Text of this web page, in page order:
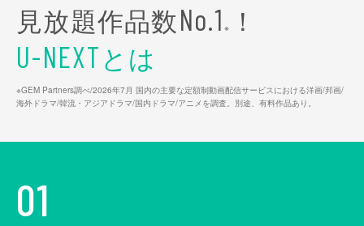
見放題作品数No.1 ※ ！
U-NEXTとは
※GEM Partners調べ/2026年7⽉ 国内の主要な定額制動画配信サービスにおける洋画/邦画/
海外ドラマ/韓流・アジアドラマ/国内ドラマ/アニメを調査。別途、有料作品あり。
01